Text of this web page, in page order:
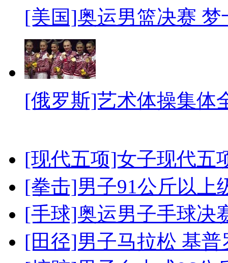
[美国]奥运男篮决赛
[俄罗斯]艺术体操集体
[现代五项]女子现代五
[拳击]男子91公斤以上
[手球]奥运男子手球决
[田径]男子马拉松 基